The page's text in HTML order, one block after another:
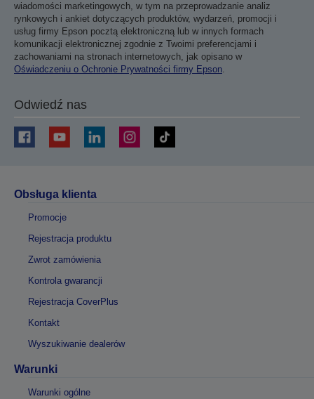
wiadomości marketingowych, w tym na przeprowadzanie analiz
rynkowych i ankiet dotyczących produktów, wydarzeń, promocji i
usług firmy Epson pocztą elektroniczną lub w innych formach
komunikacji elektronicznej zgodnie z Twoimi preferencjami i
zachowaniami na stronach internetowych, jak opisano w
Oświadczeniu o Ochronie Prywatności firmy Epson.
Odwiedź nas
Obsługa klienta
Promocje
Rejestracja produktu
Zwrot zamówienia
Kontrola gwarancji
Rejestracja CoverPlus
Kontakt
Wyszukiwanie dealerów
Warunki
Warunki ogólne